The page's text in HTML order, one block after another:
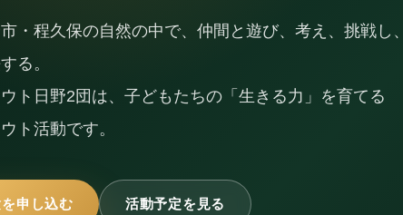
・程久保の自然の中で、仲間と遊び、考え、挑戦し、
る。
ト日野2団は、子どもたちの「生きる力」を育てる
ト活動です。
申し込む 活動予定を見る